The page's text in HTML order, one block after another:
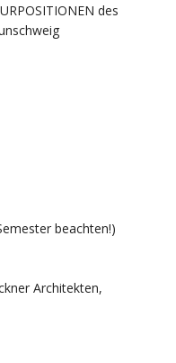
des
beachten!)
Architekten,